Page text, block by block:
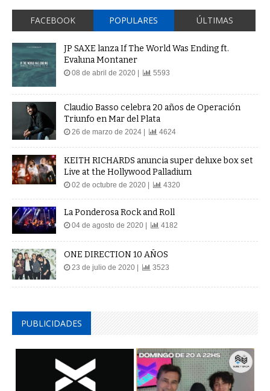
FACEBOOK POPULARES ÚLTIMAS
JP SAXE lanza If The World Was Ending ft.
Evaluna Montaner
08 de abril de 2020 | 5593
Claudio Basso celebra 20 años de Operación
Triunfo en Mar del Plata
26 de marzo de 2024 | 4624
KEITH RICHARDS anuncia super deluxe box set
Live at the Hollywood Palladium
02 de octubre de 2020 | 4320
La Ponderosa Rock and Roll
04 de agosto de 2020 | 4182
ONE DIRECTION 10 AÑOS
23 de julio de 2020 | 3523
PUBLICIDADES